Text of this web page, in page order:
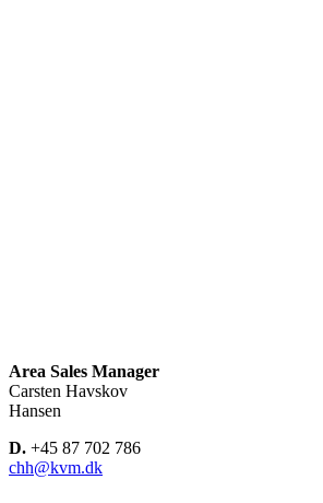
Area Sales Manager
Carsten Havskov
Hansen
D. +45 87 702 786
chh@kvm.dk